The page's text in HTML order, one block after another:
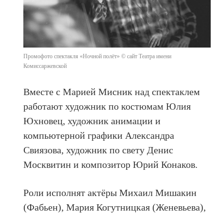
Промофото спектакля «Ночной полёт» © сайт Театра имени
Комиссаржевской
Вместе с Марией Мисник над спектаклем
работают художник по костюмам Юлия
Юхновец, художник анимации и
компьютерной графики Александра
Свиязова, художник по свету Денис
Москвитин и композитор Юрий Конаков.
Роли исполнят актёры Михаил Мишакин
(Фабьен), Мария Когутницкая (Женевьева),